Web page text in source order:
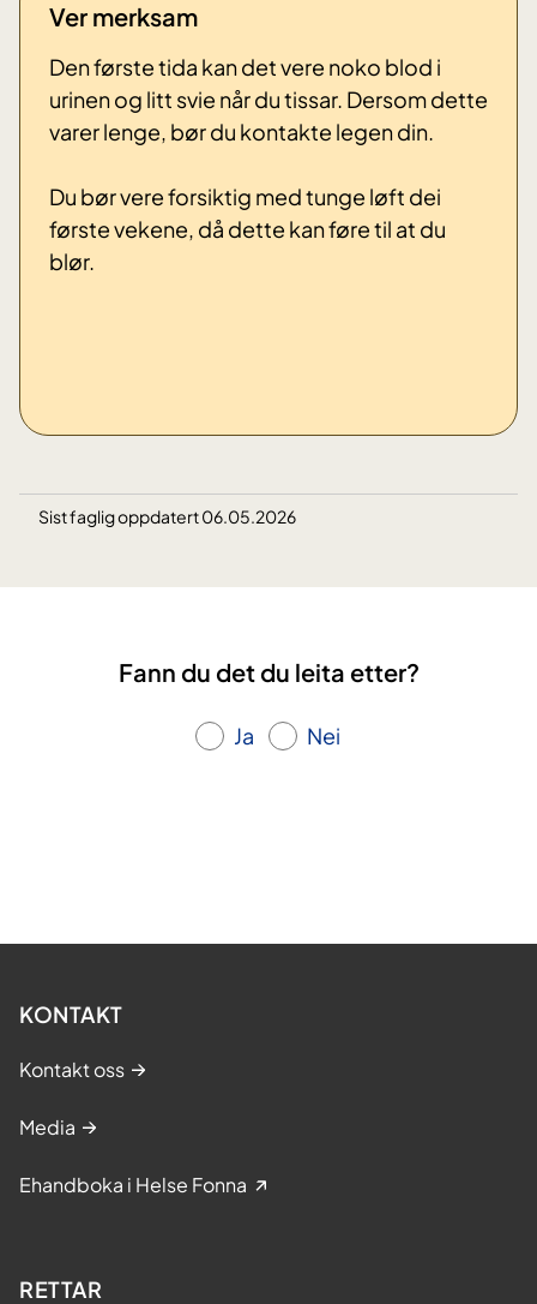
Ver merksam
Den første tida kan det vere noko blod i
urinen og litt svie når du tissar. Dersom dette
varer lenge, bør du kontakte legen din.
Du bør vere forsiktig med tunge løft dei
første vekene, då dette kan føre til at du
blør.
Sist faglig oppdatert 06.05.2026
Fann du det du leita etter?
Ja Nei
KONTAKT
Kontakt oss
Media
Ehandboka i Helse Fonna
RETTAR